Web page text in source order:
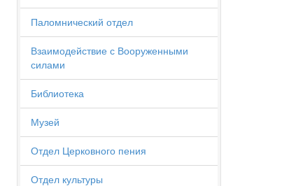
Паломнический отдел
Взаимодействие с Вооруженными
силами
Библиотека
Музей
Отдел Церковного пения
Отдел культуры